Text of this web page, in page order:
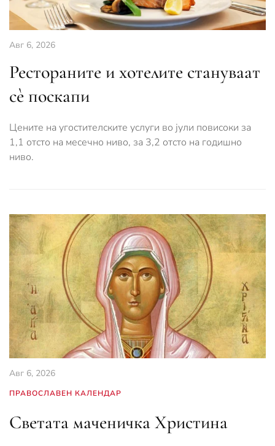
Авг 6, 2026
Рестораните и хотелите стануваат
сè поскапи
Цените на угостителските услуги во јули повисоки за
1,1 отсто на месечно ниво, за 3,2 отсто на годишно
ниво.
Авг 6, 2026
ПРАВОСЛАВЕН КАЛЕНДАР
Светата маченичка Христина